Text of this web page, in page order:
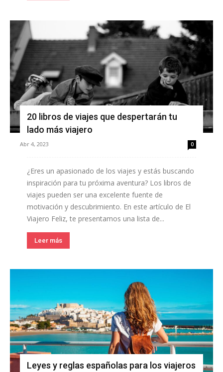
20 libros de viajes que despertarán tu
lado más viajero
Abr 4, 2023 0
¿Eres un apasionado de los viajes y estás buscando
inspiración para tu próxima aventura? Los libros de
viajes pueden ser una excelente fuente de
motivación y descubrimiento. En este artículo de El
Viajero Feliz, te presentamos una lista de...
Leer más
Leyes y reglas españolas para los viajeros